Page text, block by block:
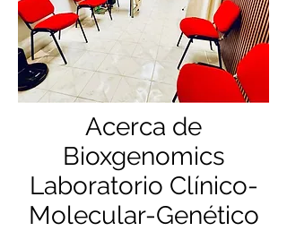
Acerca de
Bioxgenomics
Laboratorio Clínico-
Molecular-Genético